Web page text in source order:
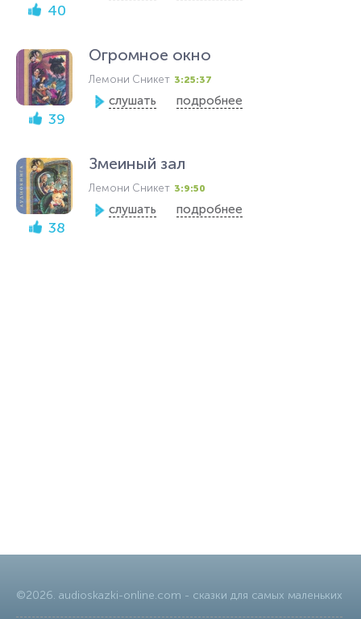
40
39
Огромное окно
Лемони Сникет 3:25:37
слушать подробнее
38
Змеиный зал
Лемони Сникет 3:9:50
слушать подробнее
©2026. audioskazki-online.com - сказки для самых маленьких